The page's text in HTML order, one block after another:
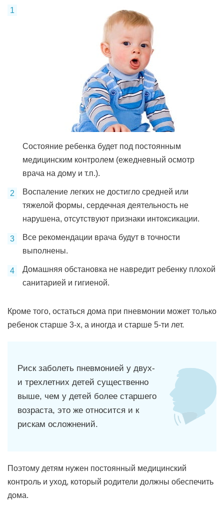
Состояние ребенка будет под постоянным
медицинским контролем (ежедневный осмотр
врача на дому и т.п.).
Воспаление легких не достигло средней или
тяжелой формы, сердечная деятельность не
нарушена, отсутствуют признаки интоксикации.
Все рекомендации врача будут в точности
выполнены.
Домашняя обстановка не навредит ребенку плохой
санитарией и гигиеной.
Кроме того, остаться дома при пневмонии может только
ребенок старше 3-х, а иногда и старше 5-ти лет.
Риск заболеть пневмонией у двух-
и трехлетних детей существенно
выше, чем у детей более старшего
возраста, это же относится и к
рискам осложнений.
Поэтому детям нужен постоянный медицинский
контроль и уход, который родители должны обеспечить
дома.